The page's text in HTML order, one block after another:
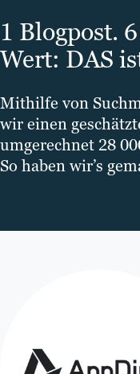
Referenzen
Über
Ressourcen
1 Blogpost.
Wert: DAS
Mithilfe von
wir einen
umgerechnet 28
So haben wir’s